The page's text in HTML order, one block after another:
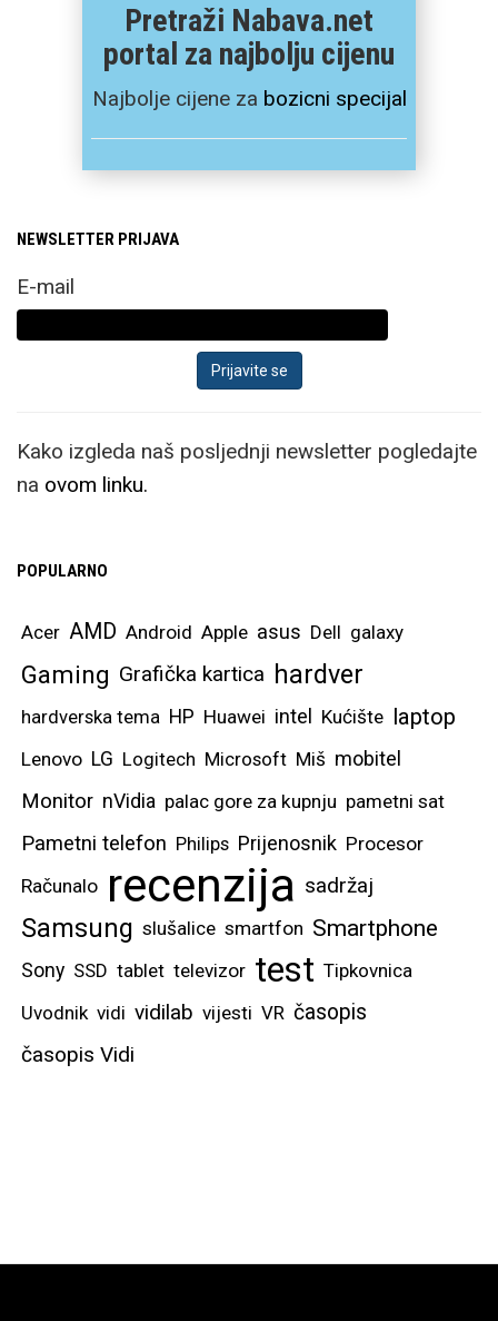
Pretraži Nabava.net
portal za najbolju cijenu
Najbolje cijene za bozicni specijal
NEWSLETTER PRIJAVA
E-mail
Kako izgleda naš posljednji newsletter pogledajte
na ovom linku.
POPULARNO
Acer AMD Android Apple asus Dell galaxy
Gaming Grafička kartica hardver
hardverska tema HP Huawei intel Kućište laptop
Lenovo LG Logitech Microsoft Miš mobitel
Monitor nVidia palac gore za kupnju pametni sat
Pametni telefon Philips Prijenosnik Procesor
Računalo recenzija sadržaj
Samsung slušalice smartfon Smartphone
Sony SSD tablet televizor test Tipkovnica
Uvodnik vidi vidilab vijesti VR časopis
časopis Vidi